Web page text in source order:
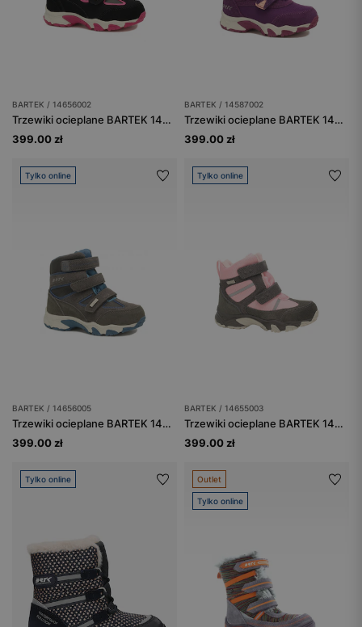
BARTEK / 14656002
Trzewiki ocieplane BARTEK 14656002, dla dziewcząt, czarno-różowy
399.00 zł
BARTEK / 14587002
Trzewiki ocieplane BARTEK 14587002, dla dziewcząt, fioletowy
399.00 zł
Tylko online
BARTEK / 14656005
Trzewiki ocieplane BARTEK 14656005, szary
399.00 zł
Tylko online
BARTEK / 14655003
Trzewiki ocieplane BARTEK 14655003, dla dziewcząt, szaro-różowy
399.00 zł
Tylko online Outlet
Tylko online